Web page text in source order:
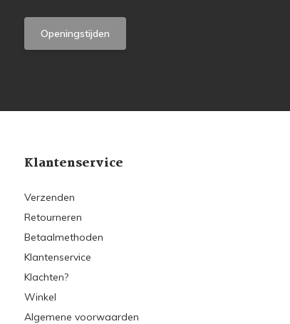
Openingstijden
Klantenservice
Verzenden
Retourneren
Betaalmethoden
Klantenservice
Klachten?
Winkel
Algemene voorwaarden